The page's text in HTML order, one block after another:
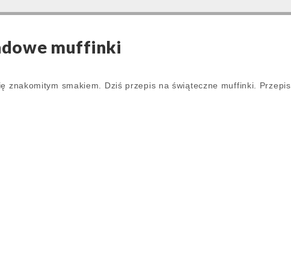
muffinki
znakomitym smakiem. Dziś przepis na świąteczne muffinki. Przepis